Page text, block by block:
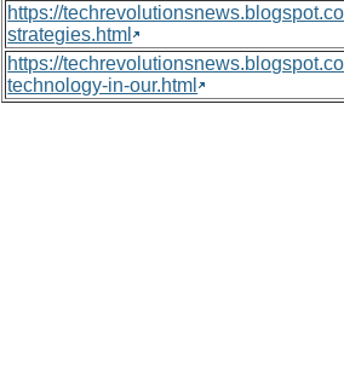
https://
strategies.html
https://
technology-in-our.html